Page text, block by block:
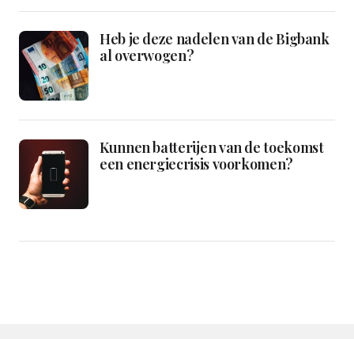
Heb je deze nadelen van de Bigbank
al overwogen?
Kunnen batterijen van de toekomst
een energiecrisis voorkomen?